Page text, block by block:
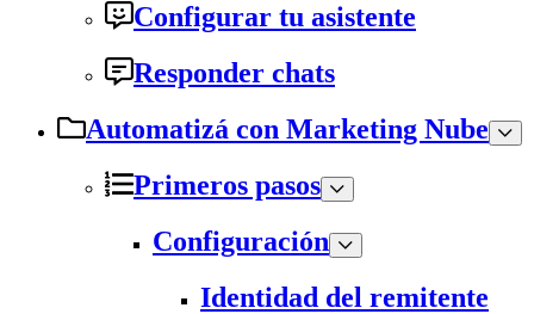
Configurar tu asistente
Responder chats
Automatizá con Marketing Nube
Primeros pasos
Configuración
Identidad del remitente